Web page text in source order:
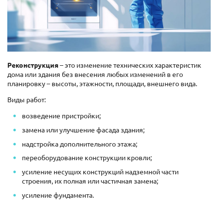
Реконструкция– это изменение технических характеристик
дома или здания без внесения любых изменений в его
планировку – высоты, этажности, площади, внешнего вида.
Виды работ:
возведение пристройки;
замена или улучшение фасада здания;
надстройка дополнительного этажа;
переоборудование конструкции кровли;
усиление несущих конструкций надземной части
строения, их полная или частичная замена;
усиление фундамента.